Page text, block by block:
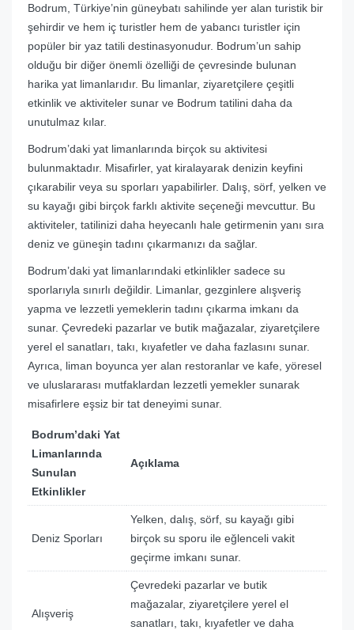
Bodrum, Türkiye’nin güneybatı sahilinde yer alan turistik bir
şehirdir ve hem iç turistler hem de yabancı turistler için
popüler bir yaz tatili destinasyonudur. Bodrum’un sahip
olduğu bir diğer önemli özelliği de çevresinde bulunan
harika yat limanlarıdır. Bu limanlar, ziyaretçilere çeşitli
etkinlik ve aktiviteler sunar ve Bodrum tatilini daha da
unutulmaz kılar.
Bodrum’daki yat limanlarında birçok su aktivitesi
bulunmaktadır. Misafirler, yat kiralayarak denizin keyfini
çıkarabilir veya su sporları yapabilirler. Dalış, sörf, yelken ve
su kayağı gibi birçok farklı aktivite seçeneği mevcuttur. Bu
aktiviteler, tatilinizi daha heyecanlı hale getirmenin yanı sıra
deniz ve güneşin tadını çıkarmanızı da sağlar.
Bodrum’daki yat limanlarındaki etkinlikler sadece su
sporlarıyla sınırlı değildir. Limanlar, gezginlere alışveriş
yapma ve lezzetli yemeklerin tadını çıkarma imkanı da
sunar. Çevredeki pazarlar ve butik mağazalar, ziyaretçilere
yerel el sanatları, takı, kıyafetler ve daha fazlasını sunar.
Ayrıca, liman boyunca yer alan restoranlar ve kafe, yöresel
ve uluslararası mutfaklardan lezzetli yemekler sunarak
misafirlere eşsiz bir tat deneyimi sunar.
Bodrum’daki Yat
Limanlarında
Sunulan
Etkinlikler
Açıklama
Deniz Sporları
Yelken, dalış, sörf, su kayağı gibi
birçok su sporu ile eğlenceli vakit
geçirme imkanı sunar.
Alışveriş
Çevredeki pazarlar ve butik
mağazalar, ziyaretçilere yerel el
sanatları, takı, kıyafetler ve daha